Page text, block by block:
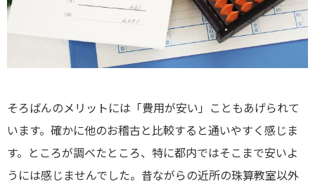
そろばんのメリットには「費用が安い」こともあげられて
います。確かに他のお稽古と比較すると通いやすく感じま
す。ところが調べたところ、特に都内ではそこまで安いよ
うには感じませんでした。昔ながらの近所の珠算教室以外